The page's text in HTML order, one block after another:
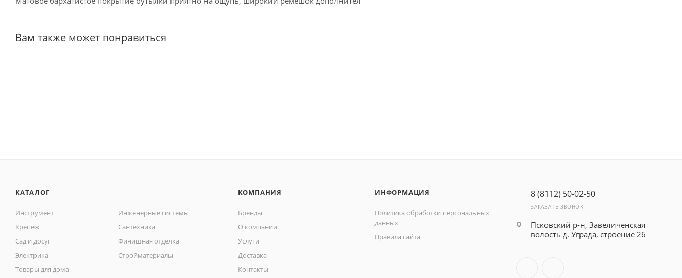
Вам также может понравиться
КАТАЛОГ
Инструмент
Инженерные системы
Крепеж
Сантехника
Сад и досуг
Финишная отделка
Электрика
Стройматериалы
Товары для дома
КОМПАНИЯ
Бренды
О компании
Услуги
Доставка
Контакты
ИНФОРМАЦИЯ
Политика обработки персональных
данных
Правила сайта
8 (8112) 50-02-50
ЗАКАЗАТЬ ЗВОНОК
Псковский р-н, Завеличенская
волость д. Уграда, строение 26